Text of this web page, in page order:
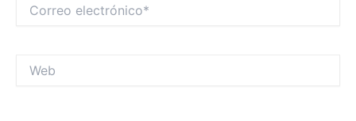
electrónico*